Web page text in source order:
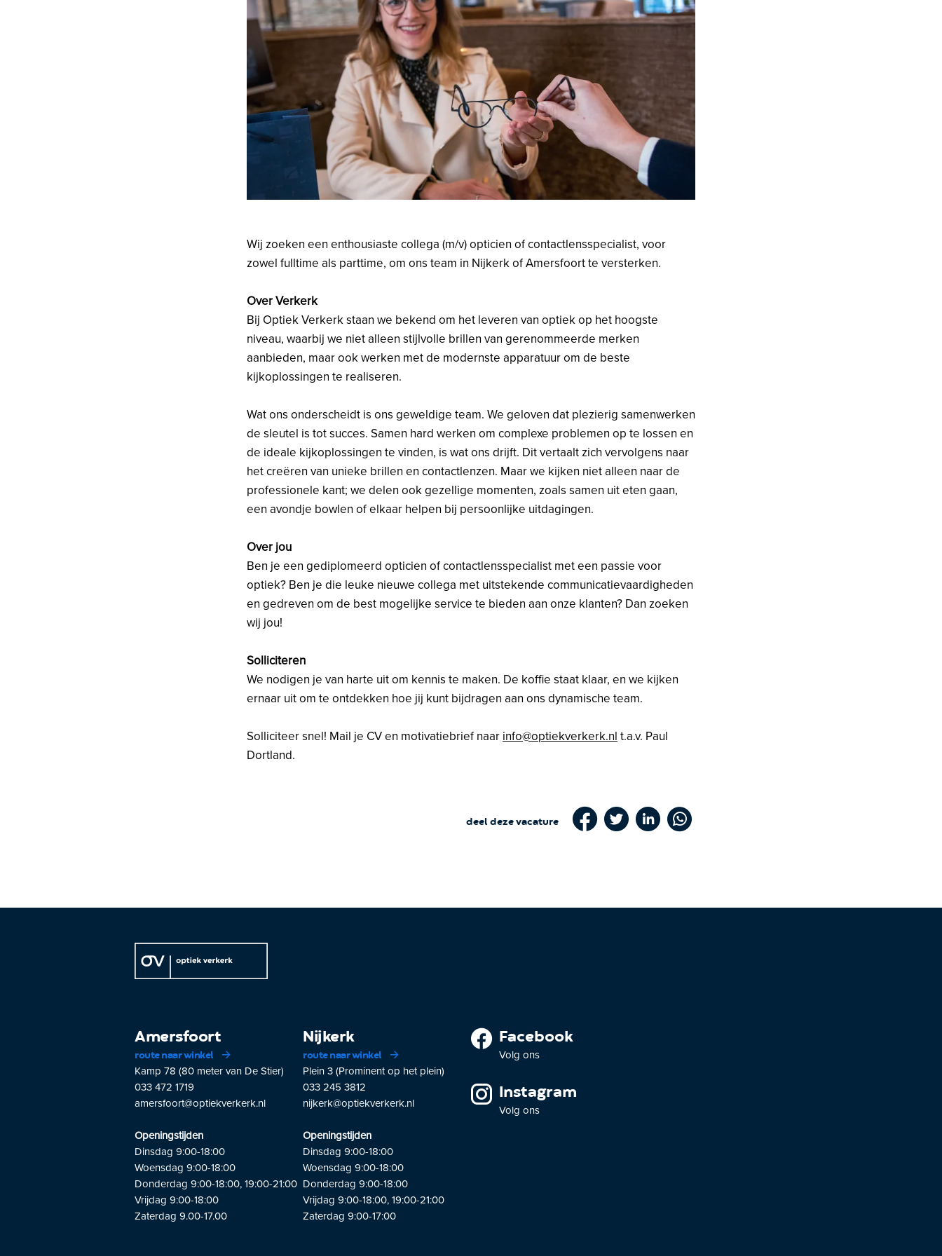
Wij zoeken een enthousiaste collega (m/v) opticien of contactlensspecialist, voor
zowel fulltime als parttime, om ons team in Nijkerk of Amersfoort te versterken.
Over Verkerk
Bij Optiek Verkerk staan we bekend om het leveren van optiek op het hoogste
niveau, waarbij we niet alleen stijlvolle brillen van gerenommeerde merken
aanbieden, maar ook werken met de modernste apparatuur om de beste
kijkoplossingen te realiseren.
Wat ons onderscheidt is ons geweldige team. We geloven dat plezierig samenwerken
de sleutel is tot succes. Samen hard werken om complexe problemen op te lossen en
de ideale kijkoplossingen te vinden, is wat ons drijft. Dit vertaalt zich vervolgens naar
het creëren van unieke brillen en contactlenzen. Maar we kijken niet alleen naar de
professionele kant; we delen ook gezellige momenten, zoals samen uit eten gaan,
een avondje bowlen of elkaar helpen bij persoonlijke uitdagingen.
Over jou
Ben je een gediplomeerd opticien of contactlensspecialist met een passie voor
optiek? Ben je die leuke nieuwe collega met uitstekende communicatievaardigheden
en gedreven om de best mogelijke service te bieden aan onze klanten? Dan zoeken
wij jou!
Solliciteren
We nodigen je van harte uit om kennis te maken. De koffie staat klaar, en we kijken
ernaar uit om te ontdekken hoe jij kunt bijdragen aan ons dynamische team.
Solliciteer snel! Mail je CV en motivatiebrief naar info@optiekverkerk.nl t.a.v. Paul
Dortland.
deel deze vacature
Amersfoort
route naar winkel
Kamp 78 (80 meter van De Stier)
033 472 1719
amersfoort@optiekverkerk.nl
Openingstijden
Dinsdag 9:00-18:00
Woensdag 9:00-18:00
Donderdag 9:00-18:00, 19:00-21:00
Vrijdag 9:00-18:00
Zaterdag 9.00-17.00
Nijkerk
route naar winkel
Plein 3 (Prominent op het plein)
033 245 3812
nijkerk@optiekverkerk.nl
Openingstijden
Dinsdag 9:00-18:00
Woensdag 9:00-18:00
Donderdag 9:00-18:00
Vrijdag 9:00-18:00, 19:00-21:00
Zaterdag 9:00-17:00
Facebook
Volg ons
Instagram
Volg ons